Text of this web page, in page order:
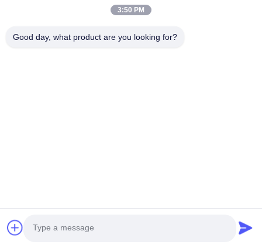
3:50 PM
Good day, what product are you looking for?